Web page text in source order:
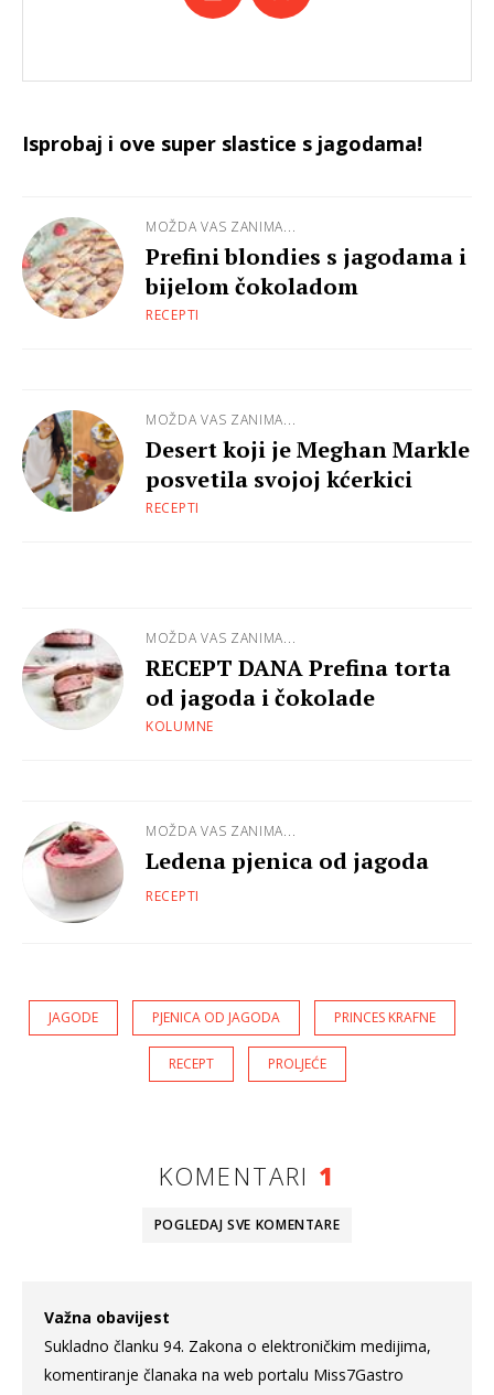
Isprobaj i ove super slastice s jagodama!
MOŽDA VAS ZANIMA...
Prefini blondies s jagodama i
bijelom čokoladom
RECEPTI
MOŽDA VAS ZANIMA...
Desert koji je Meghan Markle
posvetila svojoj kćerkici
RECEPTI
MOŽDA VAS ZANIMA...
RECEPT DANA Prefina torta
od jagoda i čokolade
KOLUMNE
MOŽDA VAS ZANIMA...
Ledena pjenica od jagoda
RECEPTI
JAGODE PJENICA OD JAGODA PRINCES KRAFNE
RECEPT PROLJEĆE
KOMENTARI 1
POGLEDAJ SVE KOMENTARE
Važna obavijest
Sukladno članku 94. Zakona o elektroničkim medijima,
komentiranje članaka na web portalu Miss7Gastro